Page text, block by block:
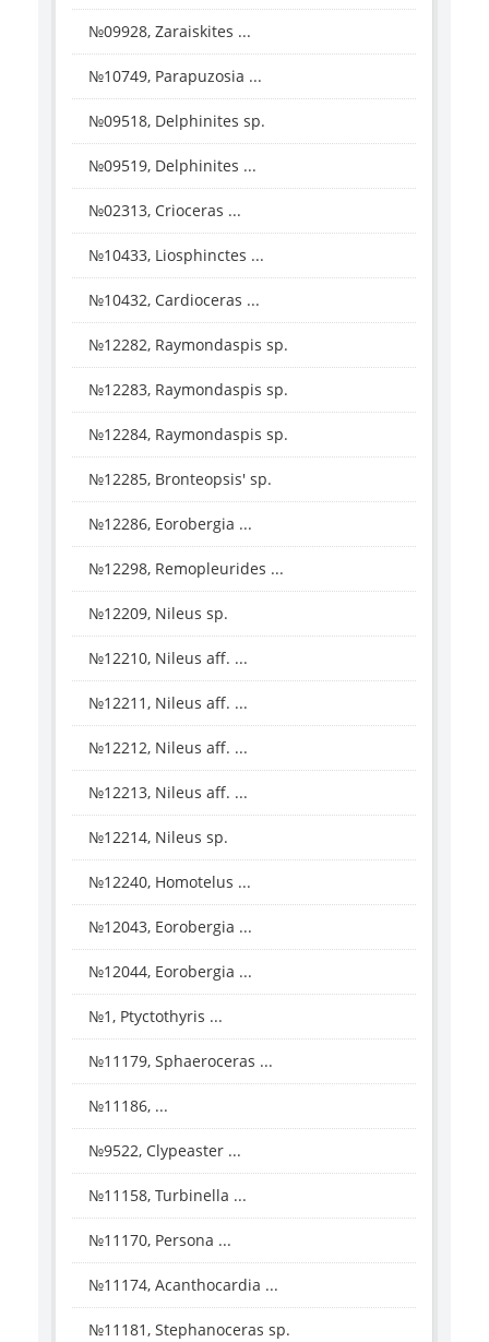
№09928, Zaraiskites ...
№10749, Parapuzosia ...
№09518, Delphinites sp.
№09519, Delphinites ...
№02313, Crioceras ...
№10433, Liosphinctes ...
№10432, Cardioceras ...
№12282, Raymondaspis sp.
№12283, Raymondaspis sp.
№12284, Raymondaspis sp.
№12285, Bronteopsis' sp.
№12286, Eorobergia ...
№12298, Remopleurides ...
№12209, Nileus sp.
№12210, Nileus aff. ...
№12211, Nileus aff. ...
№12212, Nileus aff. ...
№12213, Nileus aff. ...
№12214, Nileus sp.
№12240, Homotelus ...
№12043, Eorobergia ...
№12044, Eorobergia ...
№1, Ptyctothyris ...
№11179, Sphaeroceras ...
№11186, ...
№9522, Clypeaster ...
№11158, Turbinella ...
№11170, Persona ...
№11174, Acanthocardia ...
№11181, Stephanoceras sp.